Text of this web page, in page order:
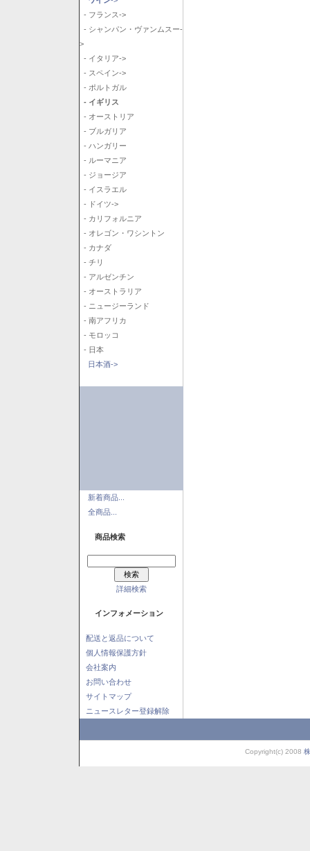
- フランス->
- シャンパン・ヴァンムスー-
>
- イタリア->
- スペイン->
- ポルトガル
- イギリス
- オーストリア
- ブルガリア
- ハンガリー
- ルーマニア
- ジョージア
- イスラエル
- ドイツ->
- カリフォルニア
- オレゴン・ワシントン
- カナダ
- チリ
- アルゼンチン
- オーストラリア
- ニュージーランド
- 南アフリカ
- モロッコ
- 日本
日本酒->
新着商品...
全商品...
商品検索
詳細検索
インフォメーション
配送と返品について
個人情報保護方針
会社案内
お問い合わせ
サイトマップ
ニュースレター登録解除
Copyright(c) 2008